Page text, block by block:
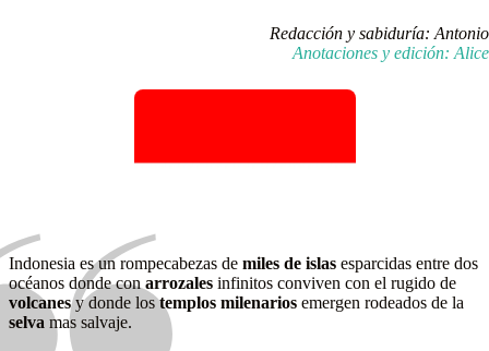
Redacción y sabiduría: Antonio
Anotaciones y edición: Alice
Indonesia es un rompecabezas de miles de islas esparcidas entre dos
océanos donde con arrozales infinitos conviven con el rugido de
volcanesy donde lostemplos milenarios emergen rodeados de la
selva mas salvaje.